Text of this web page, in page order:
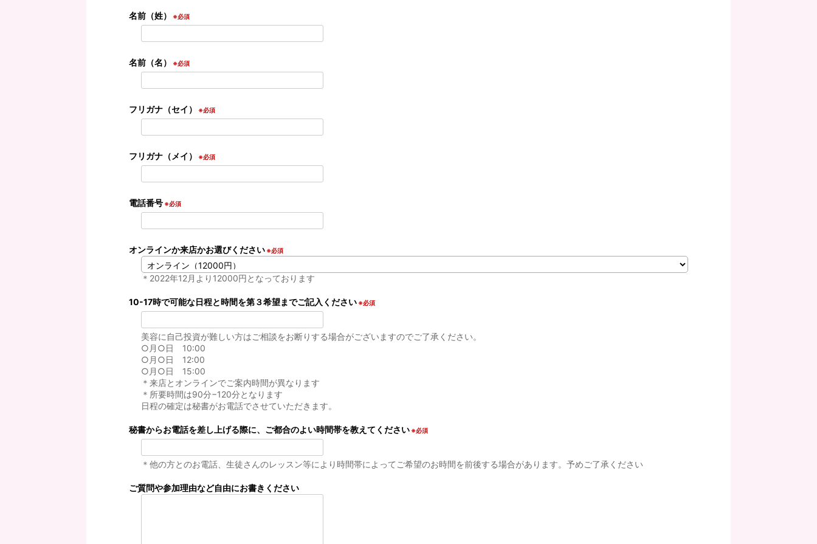
名前（姓） ※必須
名前（名） ※必須
フリガナ（セイ） ※必須
フリガナ（メイ） ※必須
電話番号 ※必須
オンラインか来店かお選びください ※必須
＊2022年12月より12000円となっております
10-17時で可能な日程と時間を第３希望までご記入ください ※必須
美容に自己投資が難しい方はご相談をお断りする場合がございますのでご了承ください。
○月○日 10:00
○月○日 12:00
○月○日 15:00
＊来店とオンラインでご案内時間が異なります
＊所要時間は90分−120分となります
日程の確定は秘書がお電話でさせていただきます。
秘書からお電話を差し上げる際に、ご都合のよい時間帯を教えてください ※必須
＊他の方とのお電話、生徒さんのレッスン等により時間帯によってご希望のお時間を前後する場合があります。予めご了承ください
ご質問や参加理由など自由にお書きください